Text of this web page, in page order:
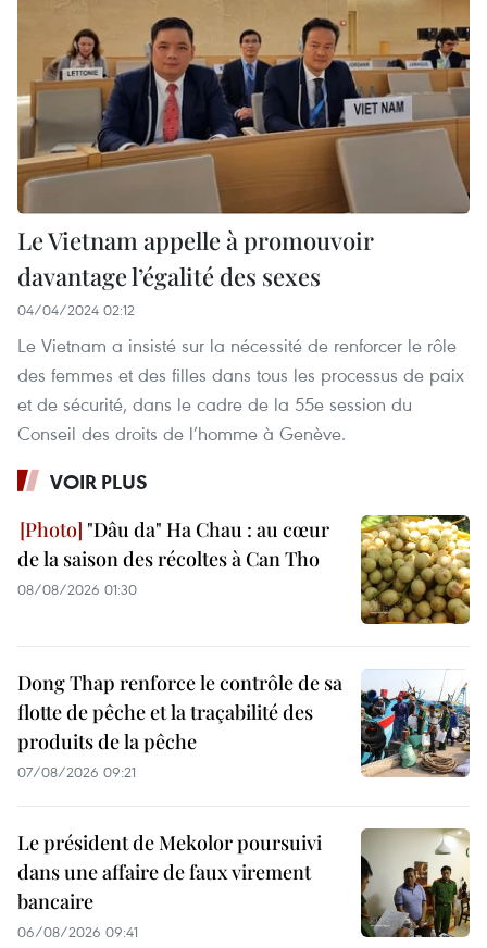
Le Vietnam appelle à promouvoir
davantage l’égalité des sexes
04/04/2024 02:12
Le Vietnam a insisté sur la nécessité de renforcer le rôle
des femmes et des filles dans tous les processus de paix
et de sécurité, dans le cadre de la 55e session du
Conseil des droits de l’homme à Genève.
VOIR PLUS
"Dâu da" Ha Chau : au cœur
de la saison des récoltes à Can Tho
08/08/2026 01:30
Dong Thap renforce le contrôle de sa
flotte de pêche et la traçabilité des
produits de la pêche
07/08/2026 09:21
Le président de Mekolor poursuivi
dans une affaire de faux virement
bancaire
06/08/2026 09:41